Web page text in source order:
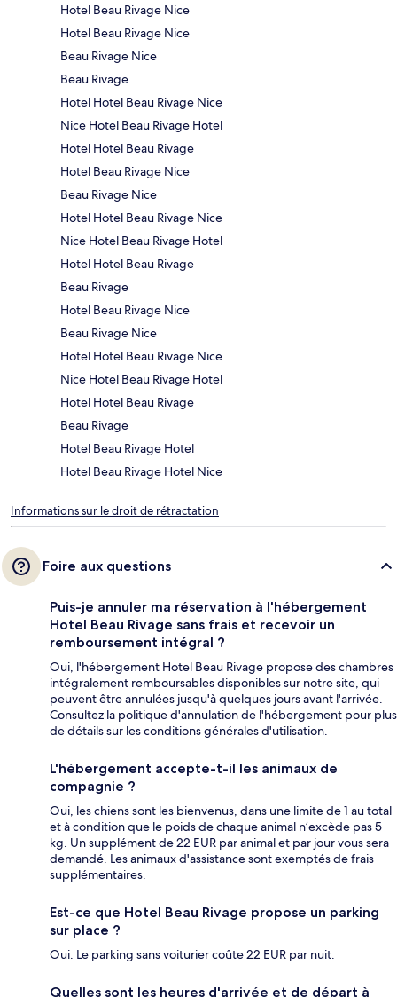
Hotel Beau Rivage Nice
Hotel Beau Rivage Nice
Beau Rivage Nice
Beau Rivage
Hotel Hotel Beau Rivage Nice
Nice Hotel Beau Rivage Hotel
Hotel Hotel Beau Rivage
Hotel Beau Rivage Nice
Beau Rivage Nice
Hotel Hotel Beau Rivage Nice
Nice Hotel Beau Rivage Hotel
Hotel Hotel Beau Rivage
Beau Rivage
Hotel Beau Rivage Nice
Beau Rivage Nice
Hotel Hotel Beau Rivage Nice
Nice Hotel Beau Rivage Hotel
Hotel Hotel Beau Rivage
Beau Rivage
Hotel Beau Rivage Hotel
Hotel Beau Rivage Hotel Nice
Informations sur le droit de rétractation
Foire aux questions
Puis-je annuler ma réservation à l'hébergement
Hotel Beau Rivage sans frais et recevoir un
remboursement intégral ?
Oui, l'hébergement Hotel Beau Rivage propose des chambres
intégralement remboursables disponibles sur notre site, qui
peuvent être annulées jusqu'à quelques jours avant l'arrivée.
Consultez la politique d'annulation de l'hébergement pour plus
de détails sur les conditions générales d'utilisation.
L'hébergement accepte-t-il les animaux de
compagnie ?
Oui, les chiens sont les bienvenus, dans une limite de 1 au total
et à condition que le poids de chaque animal n’excède pas 5
kg. Un supplément de 22 EUR par animal et par jour vous sera
demandé. Les animaux d'assistance sont exemptés de frais
supplémentaires.
Est-ce que Hotel Beau Rivage propose un parking
sur place ?
Oui. Le parking sans voiturier coûte 22 EUR par nuit.
Quelles sont les heures d'arrivée et de départ à